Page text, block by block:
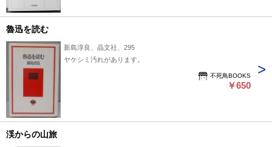
魯迅を読む
新島淳良、晶文社、295
ヤケシミ汚れがあります。
不死鳥BOOKS
￥650
渓からの山旅